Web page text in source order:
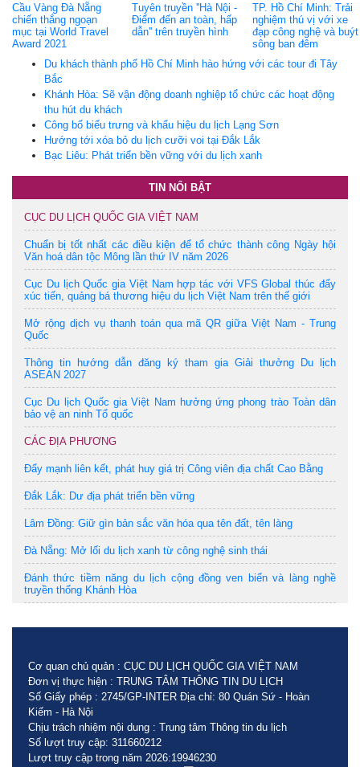
Cầu Vàng Đà Nẵng
chiến thắng ngoạn
mục tại World Travel
Award 2021
Tuyên truyền ''Hà Nội -
Điểm đến an toàn, hấp
dẫn'' trên truyền hình
TP. Hồ Chí Minh: Trải
nghiệm thú vị với xe
đạp công nghệ và buýt
sông ban đêm
Du khách thành phố Hồ Chí Minh hào hứng với các tour đi Tây
Bắc
Khánh Hòa: Sẽ vận động doanh nghiệp tổ chức các hoạt động
thu hút du khách
Công bố biểu trưng và khẩu hiệu du lịch Lạng Sơn
Hướng tới xóa bỏ du lịch cưỡi voi tại Đắk Lắk
Bạc Liêu: Phát triển bền vững với du lịch xanh
TIN NỔI BẬT
CỤC DU LỊCH QUỐC GIA VIỆT NAM
Chuẩn bị tốt nhất các điều kiện để tổ chức thành công Ngày hội
Văn hoá dân tộc Mông lần thứ IV năm 2026
Cục Du lịch Quốc gia Việt Nam hợp tác với VFS Global thúc đẩy
xúc tiến, quảng bá thương hiệu du lịch Việt Nam trên thế giới
Mở rộng dịch vụ thanh toán qua mã QR giữa Việt Nam - Trung
Quốc
Thông tin hướng dẫn đăng ký tham gia Giải thưởng Du lịch
ASEAN 2027
Cục Du lịch Quốc gia Việt Nam hưởng ứng phong trào Toàn dân
bảo vệ an ninh Tổ quốc
CÁC ĐỊA PHƯƠNG
Đẩy mạnh liên kết, phát huy giá trị Công viên địa chất Cao Bằng
Đắk Lắk: Dư địa phát triển bền vững
Lâm Đồng: Giữ gìn bản sắc văn hóa qua tên đất, tên làng
Đà Nẵng: Mở lối du lịch xanh từ công nghệ sinh thái
Đánh thức tiềm năng du lịch cộng đồng ven biển và làng nghề
truyền thống Khánh Hòa
Cơ quan chủ quản : CỤC DU LỊCH QUỐC GIA VIỆT NAM
Đơn vị thực hiện : TRUNG TÂM THÔNG TIN DU LỊCH
Số Giấy phép : 2745/GP-INTER Địa chỉ: 80 Quán Sứ - Hoàn
Kiếm - Hà Nội
Chịu trách nhiệm nội dung : Trung tâm Thông tin du lịch
Số lượt truy cập: 311660212
Lượt truy cập trong năm 2026:19946230